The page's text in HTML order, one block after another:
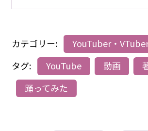
カテゴリー:
YouTuber・
タグ:
YouTube 動画
踊ってみた